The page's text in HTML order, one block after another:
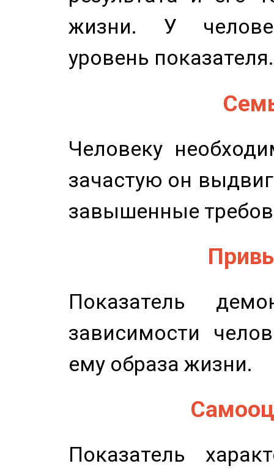
жизни. У
уровень показателя.
Человеку
зачастую он
завышенные
Показатель
зависимости
ему образа жизни.
Показатель